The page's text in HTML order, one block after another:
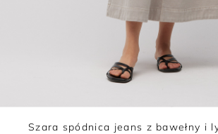
Szara spódnica jeans z bawełny i